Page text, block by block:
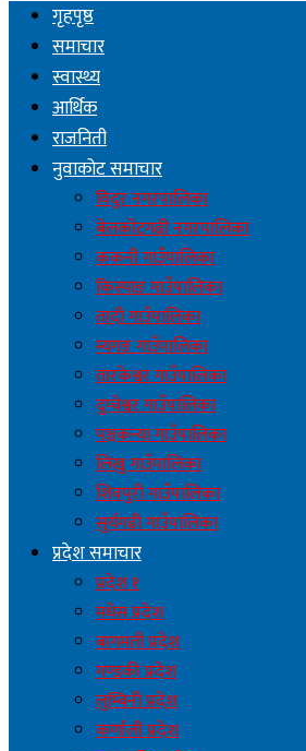
गृहपृष्ठ
समाचार
स्वास्थ्य
आर्थिक
राजनिती
नुवाकोट समाचार
विदुर नगरपालिका
बेलकोटगढी नगरपालिका
ककनी गाउँपालिका
किस्पाङ गाउँपालिका
तादी गाउँपालिका
म्यगङ गाउँपालिका
तारकेश्वर गाउँपालिका
दुप्चेश्वर गाउँपालिका
पञ्चकन्या गाउँपालिका
लिखु गाउँपालिका
शिवपुरी गाउँपालिका
सुर्यगढी गाउँपालिका
प्रदेश समाचार
प्रदेश १
मधेस प्रदेश
बागमती प्रदेश
गण्डकी प्रदेश
लुम्बिनी प्रदेश
कर्णाली प्रदेश